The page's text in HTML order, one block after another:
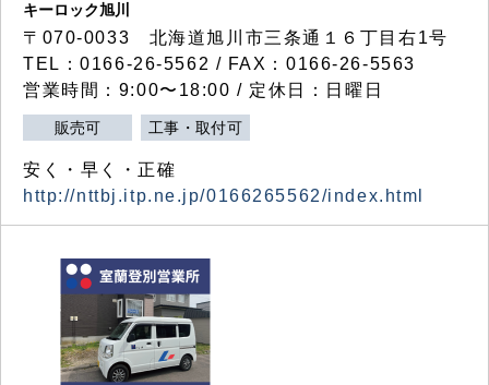
キーロック旭川
〒070-0033 北海道旭川市三条通１６丁目右1号
TEL：0166-26-5562 / FAX：0166-26-5563
営業時間：9:00〜18:00 / 定休日：日曜日
販売可 工事・取付可
安く・早く・正確
http://nttbj.itp.ne.jp/0166265562/index.html